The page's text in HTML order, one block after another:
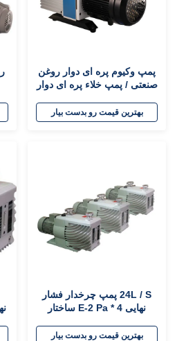
پمپ وکیوم پره ای دوار روغن
صنعتی / پمپ خلاء پره ای دوار
بهترین قیمت رو بدست بیار
24L / S پمپ چرخدار فشار
نهایی 4 * E-2 Pa ساختار
بهترین قیمت رو بدست بیار